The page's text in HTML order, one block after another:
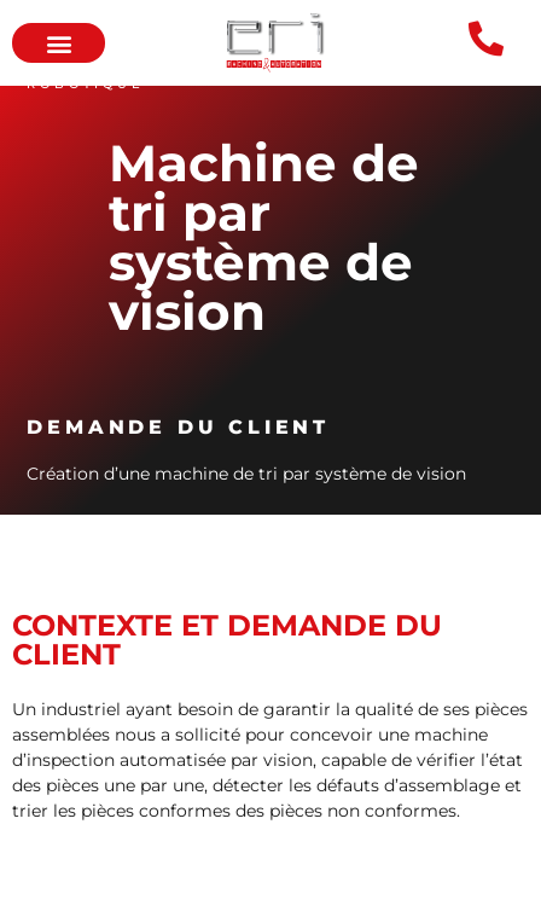
ROBOTIQUE
Machine de
tri par
système de
vision
DEMANDE DU CLIENT
Création d’une machine de tri par système de vision
CONTEXTE ET DEMANDE DU
CLIENT
Un industriel ayant besoin de garantir la qualité de ses pièces
assemblées nous a sollicité pour concevoir une machine
d’inspection automatisée par vision, capable de vérifier l’état
des pièces une par une, détecter les défauts d’assemblage et
trier les pièces conformes des pièces non conformes.